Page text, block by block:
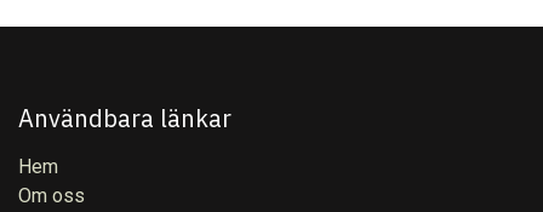
Användbara länkar
Hem
Om oss